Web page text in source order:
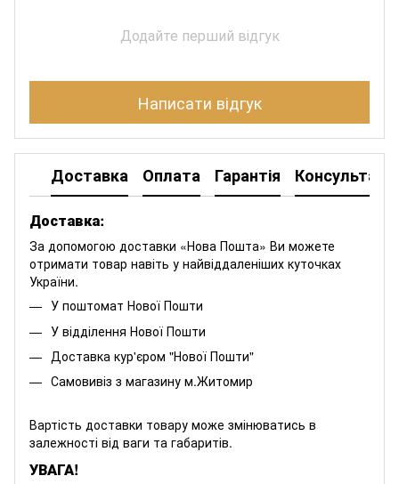
Додайте перший відгук
Написати відгук
Доставка Оплата Гарантія Консультація
Доставка:
За допомогою доставки «Нова Пошта» Ви можете
отримати товар навіть у найвіддаленіших куточках
України.
У поштомат Нової Пошти
У відділення Нової Пошти
Доставка кур'єром "Нової Пошти"
Самовивіз з магазину м.Житомир
Вартість доставки товару може змінюватись в
залежності від ваги та габаритів.
УВАГА!